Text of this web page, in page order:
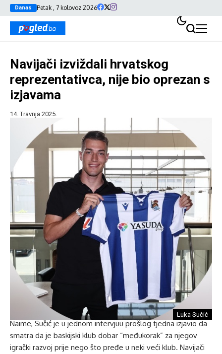
Danas Petak , 7 kolovoz 2026
Navijači izviždali hrvatskog
reprezentativca, nije bio oprezan s
izjavama
14. Travnja 2025.
Luka Sučić
Naime, Sučić je u jednom intervjuu prošlog tjedna izjavio da
smatra da je baskijski klub dobar “međukorak” za njegov
igrački razvoj prije nego što pređe u neki veći klub. Navijači